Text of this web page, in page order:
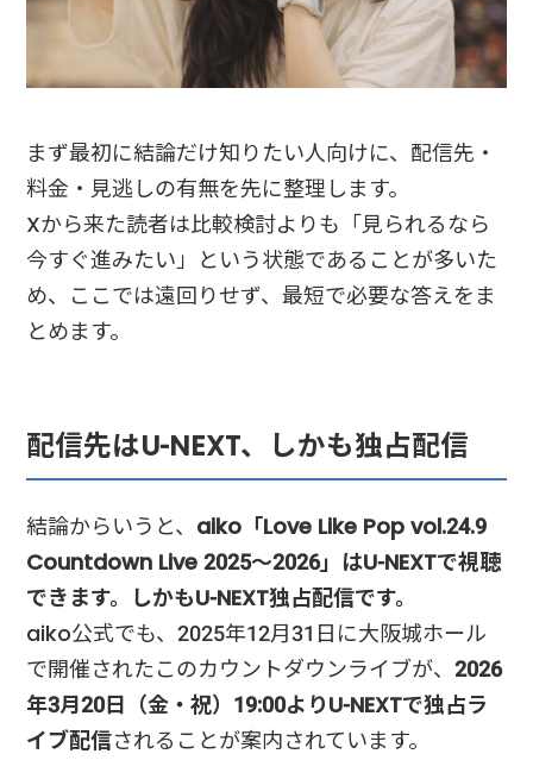
まず最初に結論だけ知りたい人向けに、配信先・
料金・見逃しの有無を先に整理します。
Xから来た読者は比較検討よりも「見られるなら
今すぐ進みたい」という状態であることが多いた
め、ここでは遠回りせず、最短で必要な答えをま
とめます。
配信先はU-NEXT、しかも独占配信
結論からいうと、 aiko「Love Like Pop vol.24.9
Countdown Live 2025〜2026」はU-NEXTで視聴
できます。しかもU-NEXT独占配信です。
aiko公式でも、2025年12月31日に大阪城ホール
で開催されたこのカウントダウンライブが、2026
年3月20日（金・祝）19:00よりU-NEXTで独占ラ
イブ配信されることが案内されています。